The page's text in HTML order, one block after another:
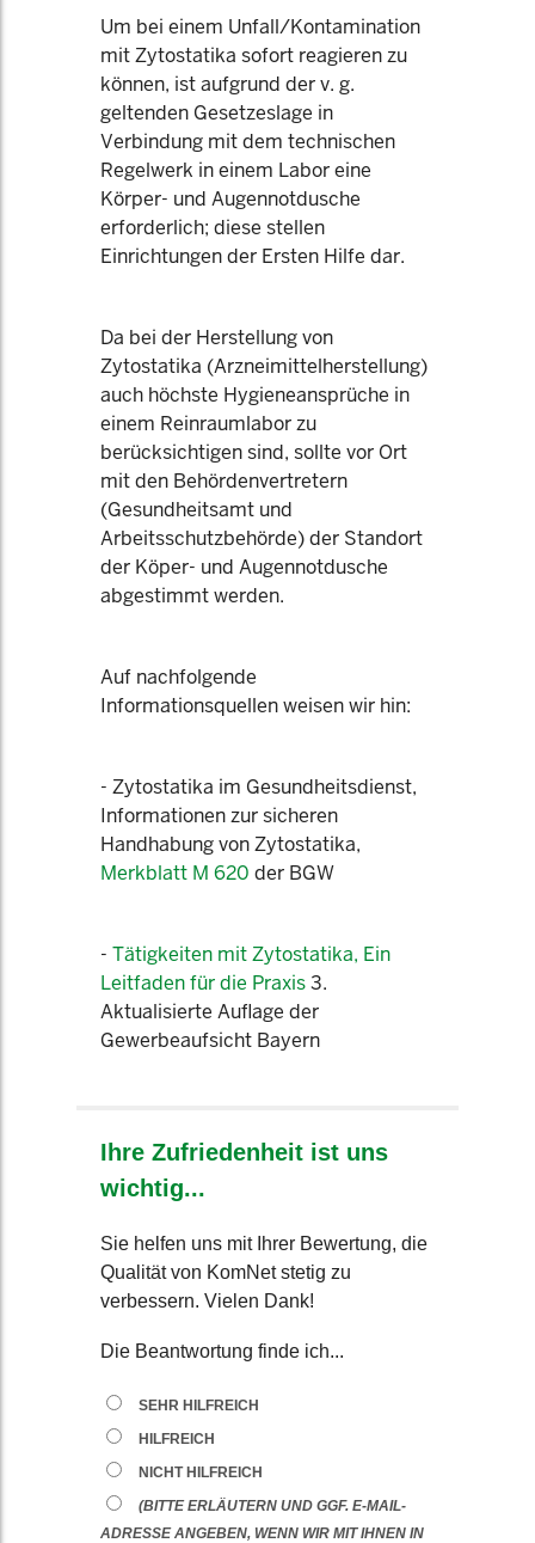
Um bei einem Unfall/Kontamination
mit Zytostatika sofort reagieren zu
können, ist aufgrund der v. g.
geltenden Gesetzeslage in
Verbindung mit dem technischen
Regelwerk in einem Labor eine
Körper- und Augennotdusche
erforderlich; diese stellen
Einrichtungen der Ersten Hilfe dar.
Da bei der Herstellung von
Zytostatika (Arzneimittelherstellung)
auch höchste Hygieneansprüche in
einem Reinraumlabor zu
berücksichtigen sind, sollte vor Ort
mit den Behördenvertretern
(Gesundheitsamt und
Arbeitsschutzbehörde) der Standort
der Köper- und Augennotdusche
abgestimmt werden.
Auf nachfolgende
Informationsquellen weisen wir hin:
- Zytostatika im Gesundheitsdienst,
Informationen zur sicheren
Handhabung von Zytostatika,
Merkblatt M 620 der BGW
- Tätigkeiten mit Zytostatika, Ein
Leitfaden für die Praxis3.
Aktualisierte Auflage der
Gewerbeaufsicht Bayern